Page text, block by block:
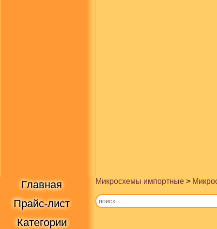
Главная
Прайс-лист
Категории
Микросхемы импортные >